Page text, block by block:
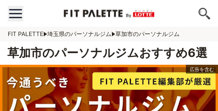
FIT PALETTE 埼玉県のパーソナルジム 草加市のパーソナルジム
草加市のパーソナルジムおすすめ6選